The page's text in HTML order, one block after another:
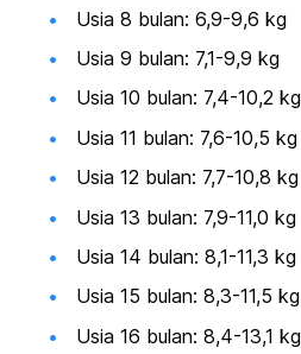
Usia 8 bulan: 6,9-9,6 kg
Usia 9 bulan: 7,1-9,9 kg
Usia 10 bulan: 7,4-10,2 kg
Usia 11 bulan: 7,6-10,5 kg
Usia 12 bulan: 7,7-10,8 kg
Usia 13 bulan: 7,9-11,0 kg
Usia 14 bulan: 8,1-11,3 kg
Usia 15 bulan: 8,3-11,5 kg
Usia 16 bulan: 8,4-13,1 kg